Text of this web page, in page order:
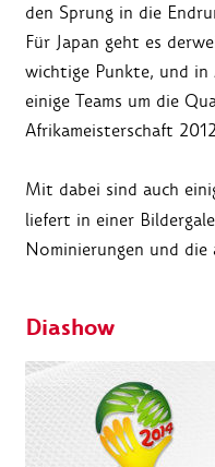
den Sprung in die
Für Japan geht es
wichtige Punkte, und in
einige Teams um die
Afrikameisterschaft
Mit dabei sind auch
liefert in einer
Nominierungen und die
Diashow